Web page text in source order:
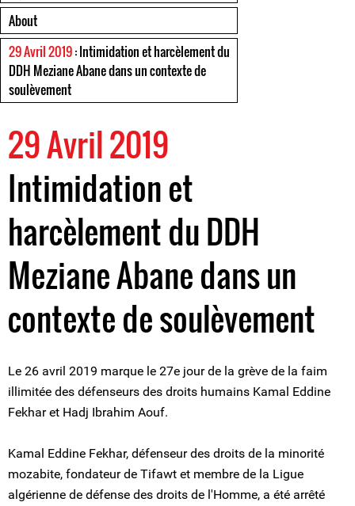
About
29 Avril 2019: Intimidation et harcèlement du
DDH Meziane Abane dans un contexte de
soulèvement
29 Avril 2019
Intimidation et
harcèlement du DDH
Meziane Abane dans un
contexte de soulèvement
Le 26 avril 2019 marque le 27e jour de la grève de la faim
illimitée des défenseurs des droits humains Kamal Eddine
Fekhar et Hadj Ibrahim Aouf.
Kamal Eddine Fekhar, défenseur des droits de la minorité
mozabite, fondateur de Tifawt et membre de la Ligue
algérienne de défense des droits de l'Homme, a été arrêté